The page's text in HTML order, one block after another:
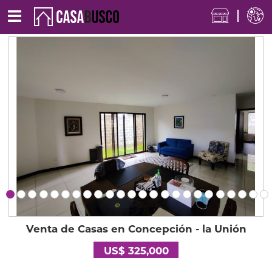
Venta de Casas en Concepción - la Unión
US$ 325,000